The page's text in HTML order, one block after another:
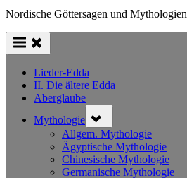
Nordische Göttersagen und Mythologien
Lieder-Edda
II. Die ältere Edda
Aberglaube
Mythologie sub-
menu
Allgem. Mythologie
Ägyptische Mythologie
Chinesische Mythologie
Germanische Mythologie